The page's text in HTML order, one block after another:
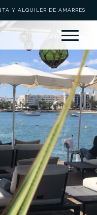
Y ALQUILER DE AMARRES